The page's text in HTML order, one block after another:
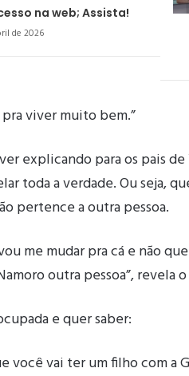
na web; Assista!
de 2026
viver muito bem.”
explicando para os pais
toda a verdade. Ou seja,
pertence a outra pessoa.
me mudar pra cá e não
outra pessoa”, revela
e quer saber:
você vai ter um filho com a